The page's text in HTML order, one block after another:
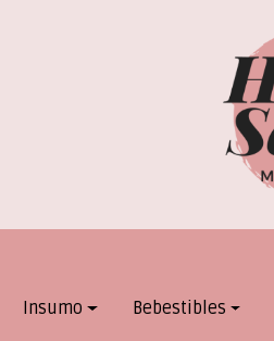
Insumo Bebestibles